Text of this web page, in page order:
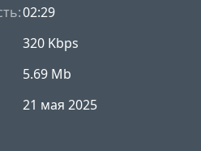
02:29
320 Kbps
5.69 Mb
21 мая 2025